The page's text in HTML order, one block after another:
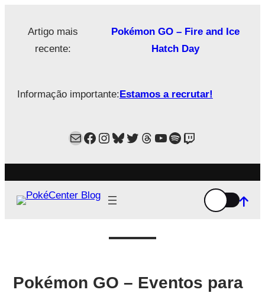
Artigo mais
recente:
Pokémon GO – Fire and Ice
Hatch Day
Informação importante:Estamos a recrutar!
MailFacebook
Instagram
Bluesky
Twitter
Estamos no Threads!
YouTube
Spotify
Twitch
Pokémon GO – Eventos para